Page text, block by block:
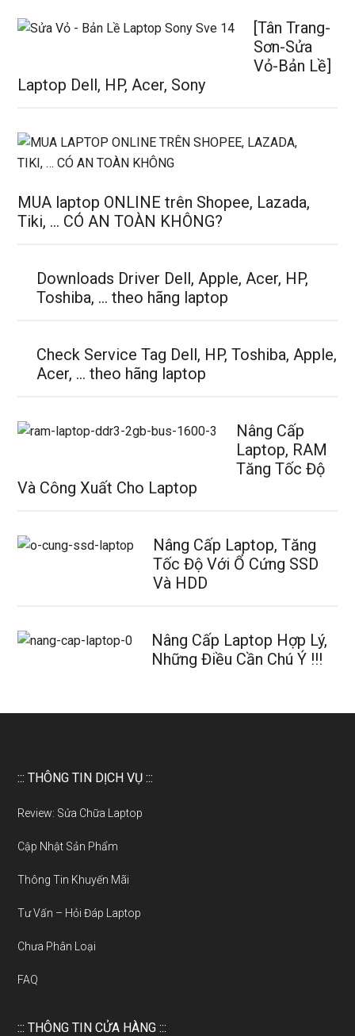
[Tân Trang-
Sơn-Sửa
Vỏ-Bản Lề]
Laptop Dell, HP, Acer, Sony
MUA laptop ONLINE trên Shopee, Lazada,
Tiki, … CÓ AN TOÀN KHÔNG?
Downloads Driver Dell, Apple, Acer, HP,
Toshiba, … theo hãng laptop
Check Service Tag Dell, HP, Toshiba, Apple,
Acer, … theo hãng laptop
Nâng Cấp
Laptop, RAM
Tăng Tốc Độ
Và Công Xuất Cho Laptop
Nâng Cấp Laptop, Tăng
Tốc Độ Với Ổ Cứng SSD
Và HDD
Nâng Cấp Laptop Hợp Lý,
Những Điều Cần Chú Ý !!!
::: THÔNG TIN DỊCH VỤ :::
Review: Sửa Chữa Laptop
Cập Nhật Sản Phẩm
Thông Tin Khuyến Mãi
Tư Vấn – Hỏi Đáp Laptop
Chưa Phân Loại
FAQ
::: THÔNG TIN CỬA HÀNG :::